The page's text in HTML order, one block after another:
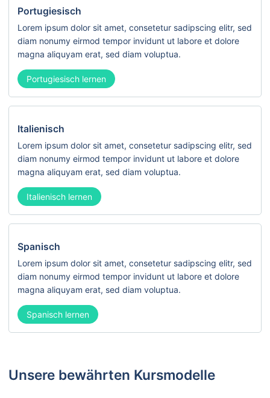
Portugiesisch
Lorem ipsum dolor sit amet, consetetur sadipscing elitr, sed
diam nonumy eirmod tempor invidunt ut labore et dolore
magna aliquyam erat, sed diam voluptua.
Portugiesisch lernen
Italienisch
Lorem ipsum dolor sit amet, consetetur sadipscing elitr, sed
diam nonumy eirmod tempor invidunt ut labore et dolore
magna aliquyam erat, sed diam voluptua.
Italienisch lernen
Spanisch
Lorem ipsum dolor sit amet, consetetur sadipscing elitr, sed
diam nonumy eirmod tempor invidunt ut labore et dolore
magna aliquyam erat, sed diam voluptua.
Spanisch lernen
Unsere bewährten Kursmodelle